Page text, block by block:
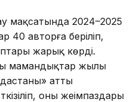
мақсатында 2024–2025
40 авторға беріліп,
жарық көрді.
мамандықтар жылы
дастаны» атты
оның жеңімпаздары